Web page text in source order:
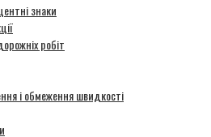
знаки
робіт
і обмеження швидкості